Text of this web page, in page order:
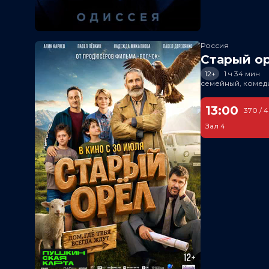
Россия
Старый
12+
1 ч 34 мин
семейный,
13:00
Зал 4
370 /